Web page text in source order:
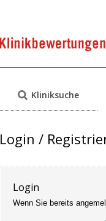
Kliniksuche
Login /
Login
Wenn Sie bereits